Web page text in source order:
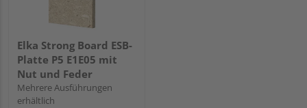
Elka Strong Board ESB-
Platte P5 E1E05 mit
Nut und Feder
Mehrere Ausführungen
erhältlich